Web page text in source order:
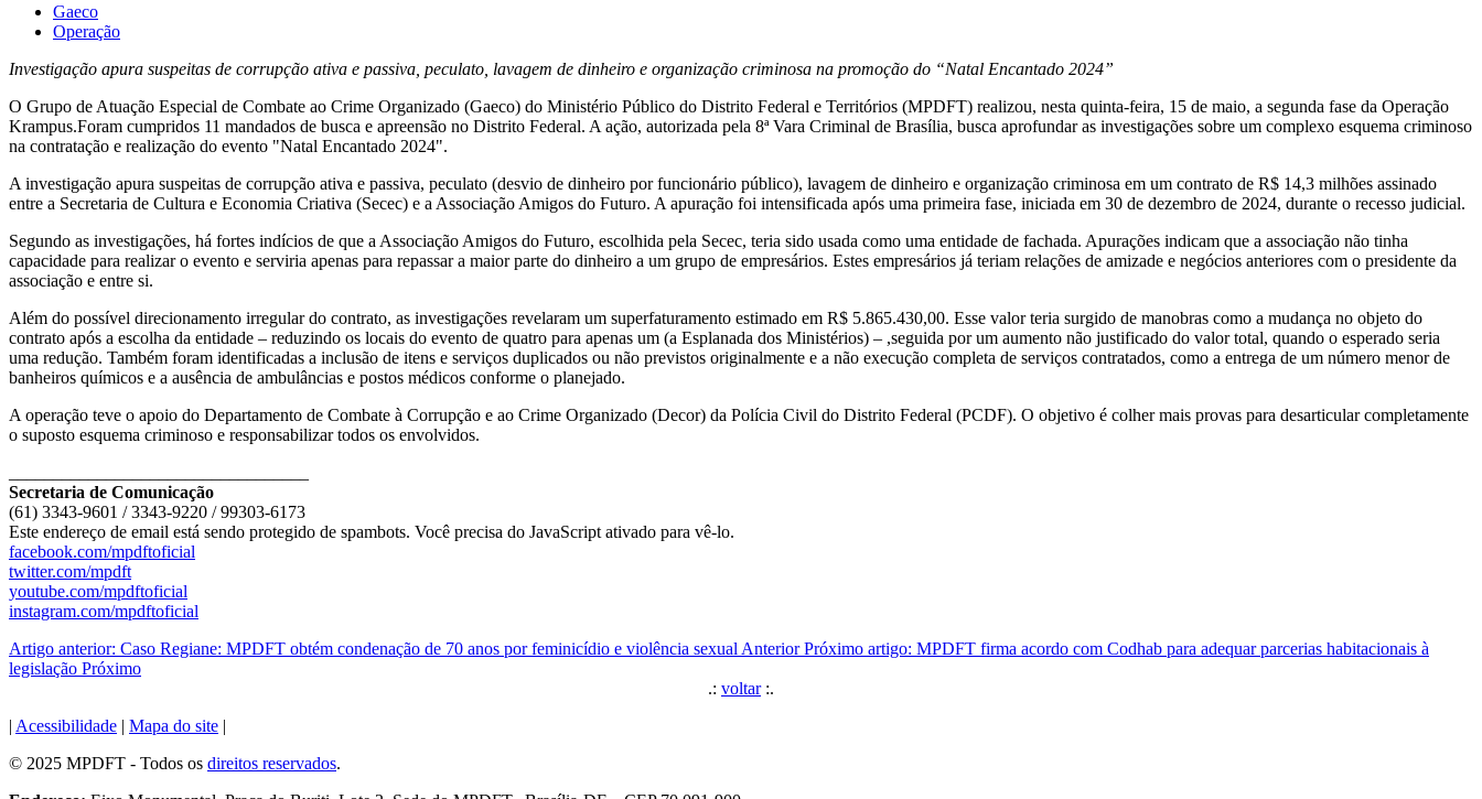
Gaeco
Operação
Investigação apura suspeitas de corrupção ativa e passiva, peculato, lavagem de dinheiro e organização criminosa na promoção do “Natal Encantado 2024”
O Grupo de Atuação Especial de Combate ao Crime Organizado (Gaeco) do Ministério Público do Distrito Federal e Territórios (MPDFT) realizou, nesta quinta-feira, 15 de maio, a segunda fase da Operação
Krampus.Foram cumpridos 11 mandados de busca e apreensão no Distrito Federal. A ação, autorizada pela 8ª Vara Criminal de Brasília, busca aprofundar as investigações sobre um complexo esquema criminoso
na contratação e realização do evento "Natal Encantado 2024".
A investigação apura suspeitas de corrupção ativa e passiva, peculato (desvio de dinheiro por funcionário público), lavagem de dinheiro e organização criminosa em um contrato de R$ 14,3 milhões assinado
entre a Secretaria de Cultura e Economia Criativa (Secec) e a Associação Amigos do Futuro. A apuração foi intensificada após uma primeira fase, iniciada em 30 de dezembro de 2024, durante o recesso judicial.
Segundo as investigações, há fortes indícios de que a Associação Amigos do Futuro, escolhida pela Secec, teria sido usada como uma entidade de fachada. Apurações indicam que a associação não tinha
capacidade para realizar o evento e serviria apenas para repassar a maior parte do dinheiro a um grupo de empresários. Estes empresários já teriam relações de amizade e negócios anteriores com o presidente da
associação e entre si.
Além do possível direcionamento irregular do contrato, as investigações revelaram um superfaturamento estimado em R$ 5.865.430,00. Esse valor teria surgido de manobras como a mudança no objeto do
contrato após a escolha da entidade – reduzindo os locais do evento de quatro para apenas um (a Esplanada dos Ministérios) – ,seguida por um aumento não justificado do valor total, quando o esperado seria
uma redução. Também foram identificadas a inclusão de itens e serviços duplicados ou não previstos originalmente e a não execução completa de serviços contratados, como a entrega de um número menor de
banheiros químicos e a ausência de ambulâncias e postos médicos conforme o planejado.
A operação teve o apoio do Departamento de Combate à Corrupção e ao Crime Organizado (Decor) da Polícia Civil do Distrito Federal (PCDF). O objetivo é colher mais provas para desarticular completamente
o suposto esquema criminoso e responsabilizar todos os envolvidos.
Secretaria de Comunicação
(61) 3343-9601 / 3343-9220 / 99303-6173
Este endereço de email está sendo protegido de spambots. Você precisa do JavaScript ativado para vê-lo.
facebook.com/mpdftoficial
twitter.com/mpdft
youtube.com/mpdftoficial
instagram.com/mpdftoficial
Artigo anterior: Caso Regiane: MPDFT obtém condenação de 70 anos por feminicídio e violência sexual Anterior Próximo artigo: MPDFT firma acordo com Codhab para adequar parcerias habitacionais à
legislação Próximo
.: voltar:.
| Acessibilidade | Mapa do site |
© 2025 MPDFT - Todos os direitos reservados.